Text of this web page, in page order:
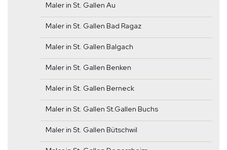
Maler in St. Gallen Au
Maler in St. Gallen Bad Ragaz
Maler in St. Gallen Balgach
Maler in St. Gallen Benken
Maler in St. Gallen Berneck
Maler in St. Gallen St.Gallen Buchs
Maler in St. Gallen Bütschwil